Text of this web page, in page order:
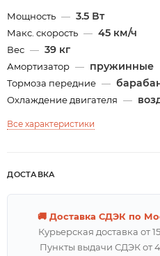
Мощность — 3.5 Вт
Макс. скорость — 45 км/ч
Вес — 39 кг
Амортизатор — пружинные
Тормоза передние —
Охлаждение двигателя —
Все характеристики
ДОСТАВКА
🚚 Доставка СДЭК по
Курьерская доставка от
Пункты выдачи СДЭК от